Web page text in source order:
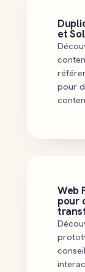
et
pour
Web
pour